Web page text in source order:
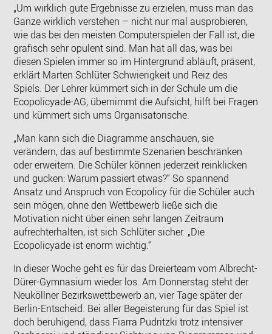
„Um wirklich gute Ergebnisse zu erzielen, muss man das
Ganze wirklich verstehen – nicht nur mal ausprobieren,
wie das bei den meisten Computerspielen der Fall ist, die
grafisch sehr opulent sind. Man hat all das, was bei
diesen Spielen immer so im Hintergrund abläuft, präsent,
erklärt Marten Schlüter Schwierigkeit und Reiz des
Spiels. Der Lehrer kümmert sich in der Schule um die
Ecopolicyade-AG, übernimmt die Aufsicht, hilft bei Fragen
und kümmert sich ums Organisatorische.
„Man kann sich die Diagramme anschauen, sie
verändern, das auf bestimmte Szenarien beschränken
oder erweitern. Die Schüler können jederzeit reinklicken
und gucken: Warum passiert etwas?“ So spannend
Ansatz und Anspruch von Ecopolicy für die Schüler auch
sein mögen, ohne den Wettbewerb ließe sich die
Motivation nicht über einen sehr langen Zeitraum
aufrechterhalten, ist sich Schlüter sicher. „Die
Ecopolicyade ist enorm wichtig.“
In dieser Woche geht es für das Dreierteam vom Albrecht-
Dürer-Gymnasium wieder los. Am Donnerstag steht der
Neuköllner Bezirkswettbewerb an, vier Tage später der
Berlin-Entscheid. Bei aller Begeisterung für das Spiel ist
doch beruhigend, dass Fiarra Pudritzki trotz intensiver